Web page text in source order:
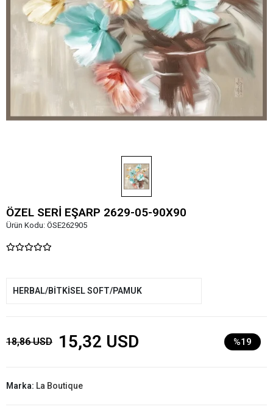
ÖZEL SERİ EŞARP 2629-05-90X90
Ürün Kodu: ÖSE262905
HERBAL/BİTKİSEL SOFT/PAMUK
18,86 USD 15,32 USD %19
Marka: La Boutique